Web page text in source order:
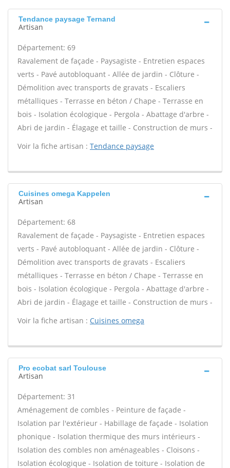
Tendance paysage Ternand
Artisan
Département: 69
Ravalement de façade - Paysagiste - Entretien espaces
verts - Pavé autobloquant - Allée de jardin - Clôture -
Démolition avec transports de gravats - Escaliers
métalliques - Terrasse en béton / Chape - Terrasse en
bois - Isolation écologique - Pergola - Abattage d'arbre -
Abri de jardin - Élagage et taille - Construction de murs -
Voir la fiche artisan : Tendance paysage
Cuisines omega Kappelen
Artisan
Département: 68
Ravalement de façade - Paysagiste - Entretien espaces
verts - Pavé autobloquant - Allée de jardin - Clôture -
Démolition avec transports de gravats - Escaliers
métalliques - Terrasse en béton / Chape - Terrasse en
bois - Isolation écologique - Pergola - Abattage d'arbre -
Abri de jardin - Élagage et taille - Construction de murs -
Voir la fiche artisan : Cuisines omega
Pro ecobat sarl Toulouse
Artisan
Département: 31
Aménagement de combles - Peinture de façade -
Isolation par l'extérieur - Habillage de façade - Isolation
phonique - Isolation thermique des murs intérieurs -
Isolation des combles non aménageables - Cloisons -
Isolation écologique - Isolation de toiture - Isolation de